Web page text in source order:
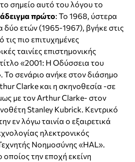
σημείο αυτό του λόγου το
πρώτο: Το 1968, ύστερα
δύο ετών (1965-1967), βγήκε στις
τις πιο επιτυχημένες
ταινίες επιστημονικής
«2001: Η Οδύσσεια του
Το σενάριο ανήκε στον διάσημο
Clarke και η σκηνοθεσία -σε
με τον Arthur Clarke- στον
Stanley Kubrick. Κεντρικό
εν λόγω ταινία ο εξαιρετικά
ηλεκτρονικός
Νοημοσύνης «HAL».
την εποχή εκείνη